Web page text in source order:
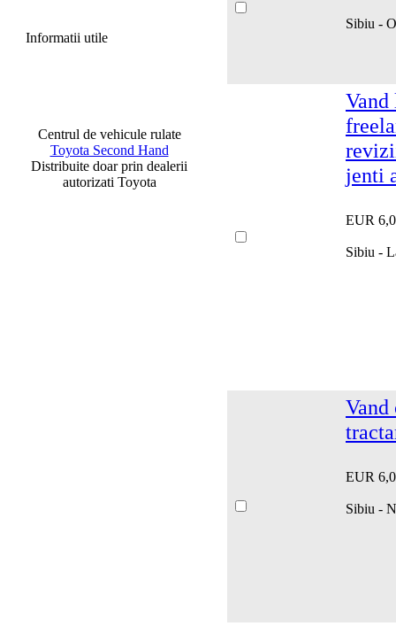
Informatii utile
Centrul de vehicule rulate
Toyota Second Hand
Distribuite doar prin dealerii
autorizati Toyota
Sibiu -
Vand
jenti
EUR
Sibiu -
Vand
EUR
Sibiu -